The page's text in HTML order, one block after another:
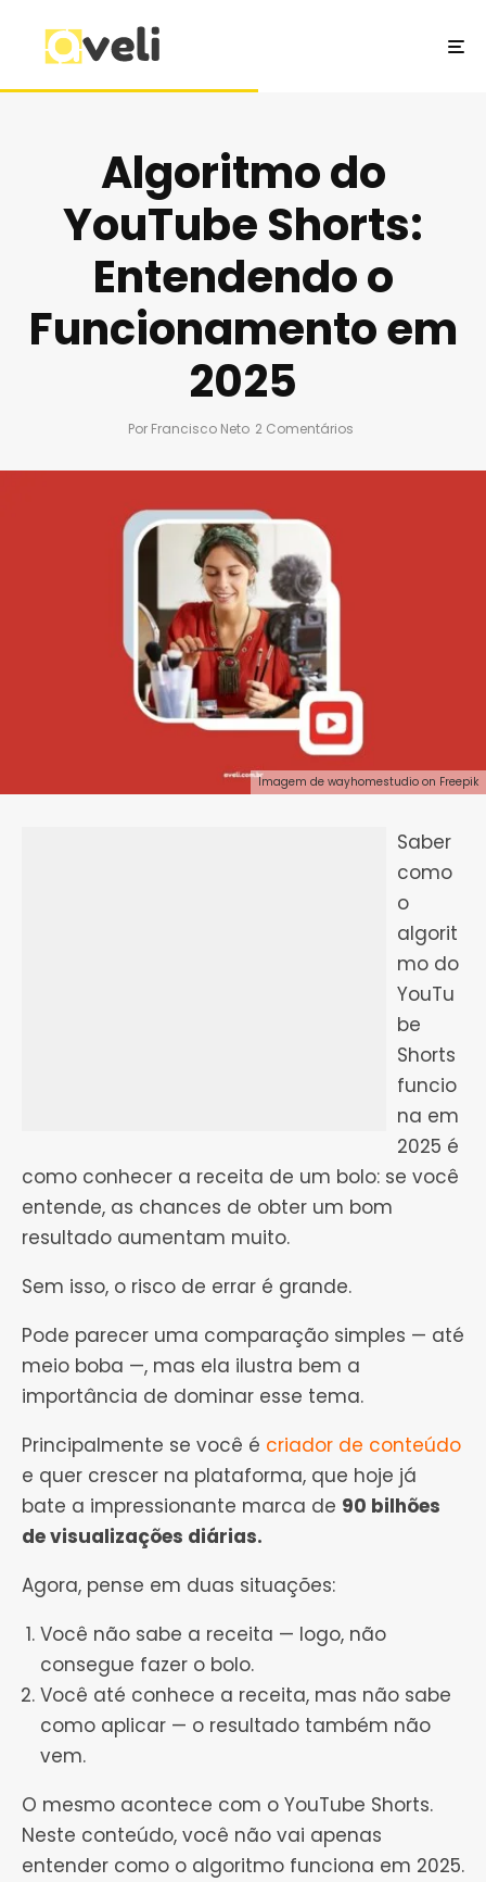
Algoritmo do
YouTube Shorts:
Entendendo o
Funcionamento em
2025
Por Francisco Neto 2 Comentários
Imagem de wayhomestudio on Freepik
Saber
como
o
algorit
mo do
YouTu
be
Shorts
funcio
na em
2025 é
como conhecer a receita de um bolo: se você
entende, as chances de obter um bom
resultado aumentam muito.
Sem isso, o risco de errar é grande.
Pode parecer uma comparação simples — até
meio boba —, mas ela ilustra bem a
importância de dominar esse tema.
Principalmente se você é criador de conteúdo
e quer crescer na plataforma, que hoje já
bate a impressionante marca de 90 bilhões
de visualizações diárias.
Agora, pense em duas situações:
Você não sabe a receita — logo, não
consegue fazer o bolo.
Você até conhece a receita, mas não sabe
como aplicar — o resultado também não
vem.
O mesmo acontece com o YouTube Shorts.
Neste conteúdo, você não vai apenas
entender como o algoritmo funciona em 2025.